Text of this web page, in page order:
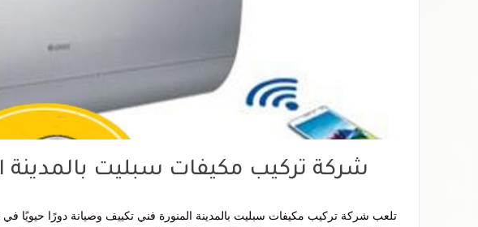
شركة تركيب مكيفات سبليت بالمدينة
تلعب شركة تركيب مكيفات سبليت بالمدينة المنورة فني تكييف وصيانة دورًا حيويًا في